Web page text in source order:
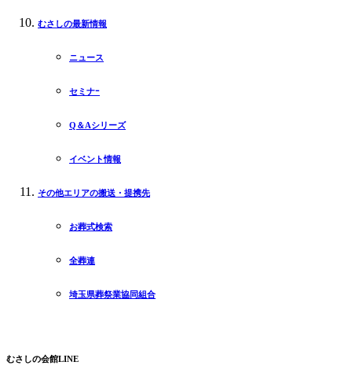
むさしの最新情報
ニュース
セミナｰ
Q＆Aシリーズ
イベント情報
その他エリアの搬送・提携先
お葬式検索
全葬連
埼玉県葬祭業協同組合
むさしの会館LINE